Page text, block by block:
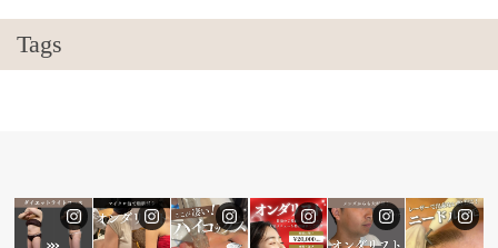
Tags